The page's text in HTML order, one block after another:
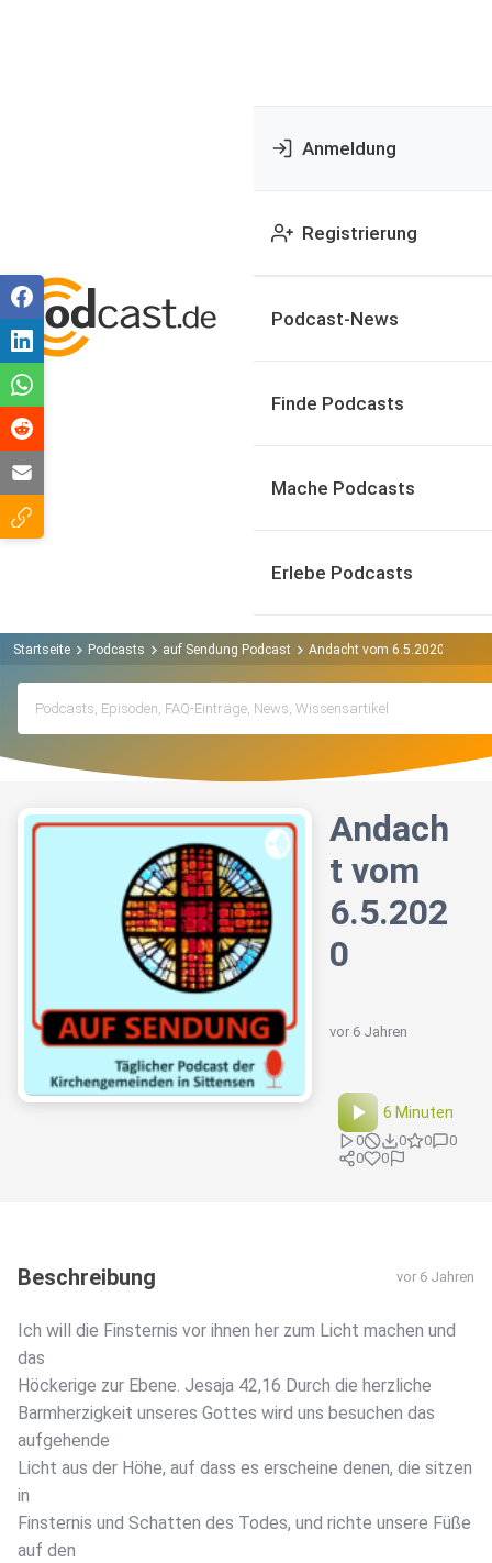
Anmeldung
Registrierung
Podcast-News
Finde Podcasts
Mache Podcasts
Erlebe Podcasts
Startseite Podcasts auf Sendung Podcast Andacht vom 6.5.2020
Andach
t vom
6.5.202
0
vor 6 Jahren
6 Minuten
0 0 0
0
0
0
Beschreibung vor 6 Jahren
Ich will die Finsternis vor ihnen her zum Licht machen und
das
Höckerige zur Ebene. Jesaja 42,16 Durch die herzliche
Barmherzigkeit unseres Gottes wird uns besuchen das
aufgehende
Licht aus der Höhe, auf dass es erscheine denen, die sitzen
in
Finsternis und Schatten des Todes, und richte unsere Füße
auf den